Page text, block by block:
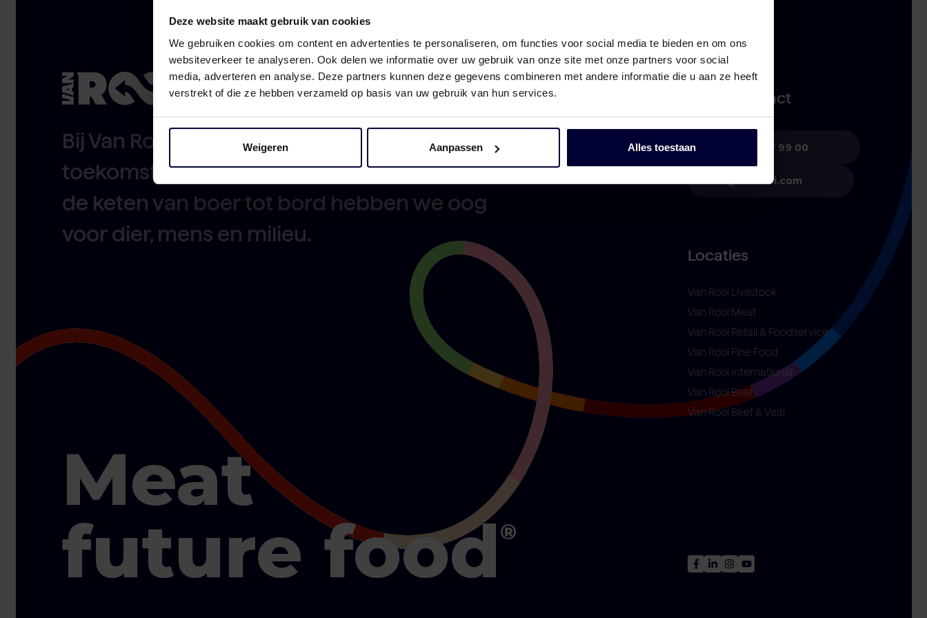
Deze website maakt gebruik van cookies
We gebruiken cookies om content en advertenties te personaliseren, om functies voor social media te bieden en om ons
websiteverkeer te analyseren. Ook delen we informatie over uw gebruik van onze site met onze partners voor social
media, adverteren en analyse. Deze partners kunnen deze gegevens combineren met andere informatie die u aan ze heeft
verstrekt of die ze hebben verzameld op basis van uw gebruik van hun services.
Weigeren Aanpassen Alles toestaan
Bij Van Rooi geven we richting aan de
toekomst van food. Als essentiële schakel in
de keten van boer tot bord hebben we oog
voor dier, mens en milieu.
Direct contact
+31 (0)492 77 99 00
info@vanrooi.com
Locaties
Van Rooi Livestock
Van Rooi Meat
Van Rooi Retail & Foodservice
Van Rooi Fine Food
Van Rooi International
Van Rooi Beef
Van Rooi Beef & Veal
Meat
future food®